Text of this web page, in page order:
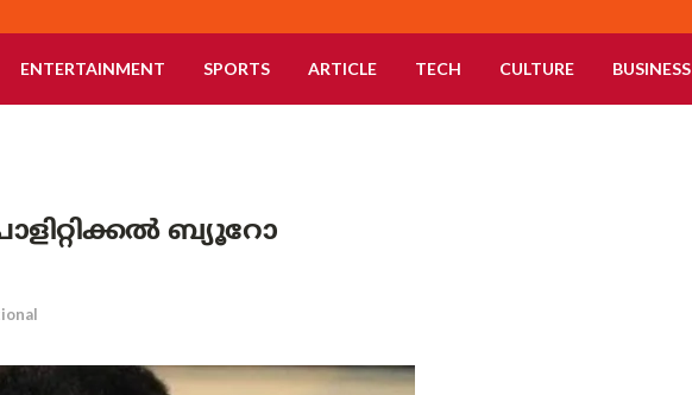
ENTERTAINMENT SPORTS ARTICLE TECH CULTURE BUSINESS
ബ്യൂറോ